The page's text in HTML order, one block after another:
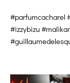
#parfumcacharel
#izzybizu